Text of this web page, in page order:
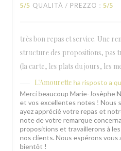
5/5 QUALITÀ / PREZZO : 5/5
très bon repas et service. Une
structure des propositions, pas
(la carte, les plats du jours, les
L'Amourette ha risposto a
Merci beaucoup Marie-Josèphe
et vos excellentes notes ! Nous
ayez apprécié votre repas et
note de votre remarque
propositions et travaillerons à
nos clients. Nous espérons vous
bientôt !